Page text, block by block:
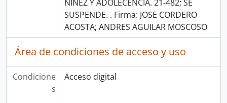
NIÑEZ Y ADOLECENCIA. 21-482; SE
SUSPENDE. . Firma: JOSE CORDERO
ACOSTA; ANDRES AGUILAR MOSCOSO
Área de condiciones de acceso y uso
Condicione
s
Acceso digital